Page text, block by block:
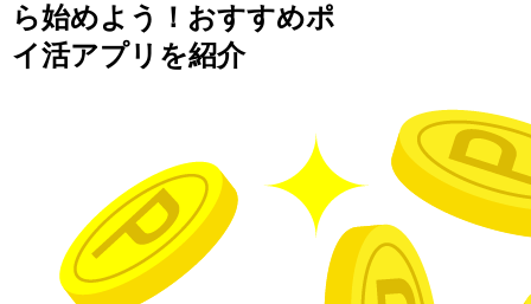
ら始めよう！おすすめポ
イ活アプリを紹介